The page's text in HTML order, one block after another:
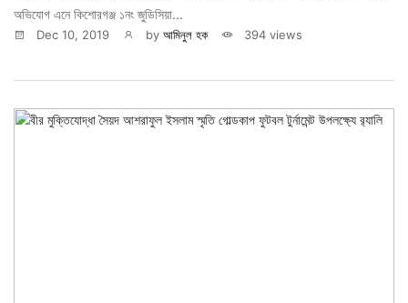
অভিযোগ এনে কিশোরগঞ্জ ১নং জুডিসিয়া...
Dec 10, 2019 by আমিনুল হক 394 views